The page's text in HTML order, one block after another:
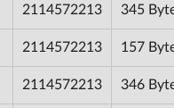
2114572213 345
2114572213 157
2114572213 346